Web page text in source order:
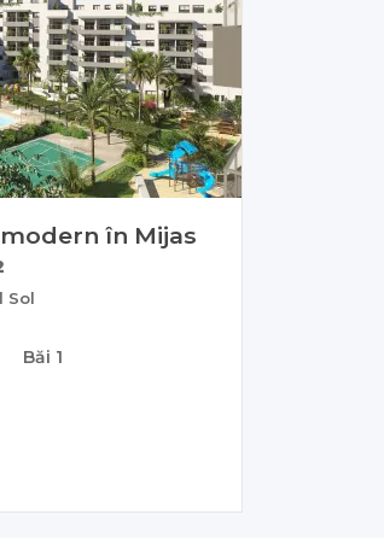
în Mijas
Sol
Băi 1